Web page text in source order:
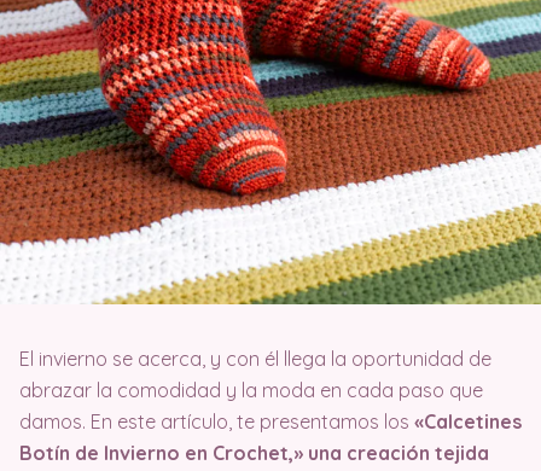
El invierno se acerca, y con él llega la oportunidad de
abrazar la comodidad y la moda en cada paso que
damos. En este artículo, te presentamos los «Calcetines
Botín de Invierno en Crochet,» una creación tejida